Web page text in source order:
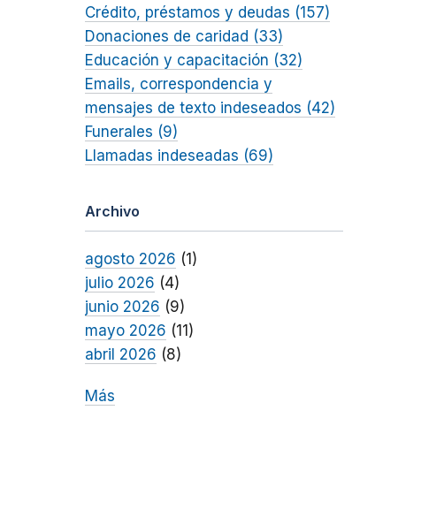
Crédito, préstamos y deudas (157)
Donaciones de caridad (33)
Educación y capacitación (32)
Emails, correspondencia y
mensajes de texto indeseados (42)
Funerales (9)
Llamadas indeseadas (69)
Archivo
agosto 2026 (1)
julio 2026 (4)
junio 2026 (9)
mayo 2026 (11)
abril 2026 (8)
Más